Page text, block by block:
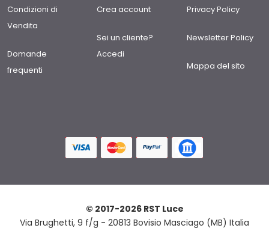
Condizioni di
Vendita
Domande
frequenti
Crea account
Sei un cliente?
Accedi
Privacy Policy
Newsletter Policy
Mappa del sito
© 2017-2026 RST Luce
Via Brughetti, 9 f/g - 20813 Bovisio Masciago (MB) Italia